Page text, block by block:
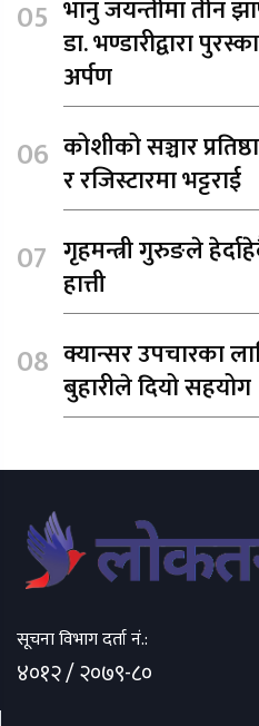
भानु जयन्तीमा तीन
डा. भण्डारीद्वारा
अर्पण
कोशीको सञ्चार
र रजिस्टारमा भट्टराई
गृहमन्त्री गुरुङले
हात्ती
क्यान्सर उपचारका
बुहारीले दियो सहयोग
सूचना विभाग दर्ता नं.:
४०१२ / २०७९-८०